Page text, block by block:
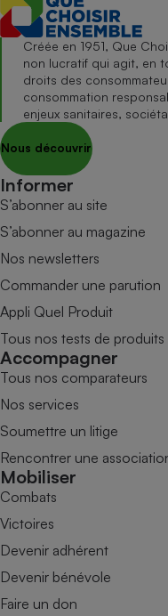
Créée en 1951, Que
non lucratif qui agit, en
droits des
consommation
enjeux sanitaires,
Nous découvrir
Informer
S’abonner au site
S’abonner au magazine
Nos newsletters
Commander une parution
Appli Quel Produit
Tous nos tests de produits
Accompagner
Tous nos comparateurs
Nos services
Soumettre un litige
Rencontrer une
Mobiliser
Combats
Victoires
Devenir adhérent
Devenir bénévole
Faire un don